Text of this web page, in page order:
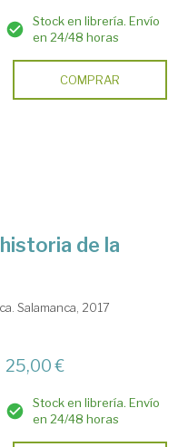
Stock en librería. Envío
en 24/48 horas
COMPRAR
de la
Salamanca, 2017
25,00 €
Stock en librería. Envío
en 24/48 horas